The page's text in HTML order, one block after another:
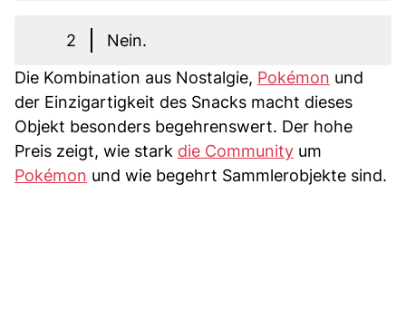
2
Nein.
Die Kombination aus Nostalgie, Pokémon und
der Einzigartigkeit des Snacks macht dieses
Objekt besonders begehrenswert. Der hohe
Preis zeigt, wie stark die Community um
Pokémon und wie begehrt Sammlerobjekte sind.